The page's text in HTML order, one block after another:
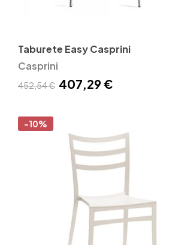
Taburete Easy Casprini
Casprini
452,54 € 407,29 €
-10%